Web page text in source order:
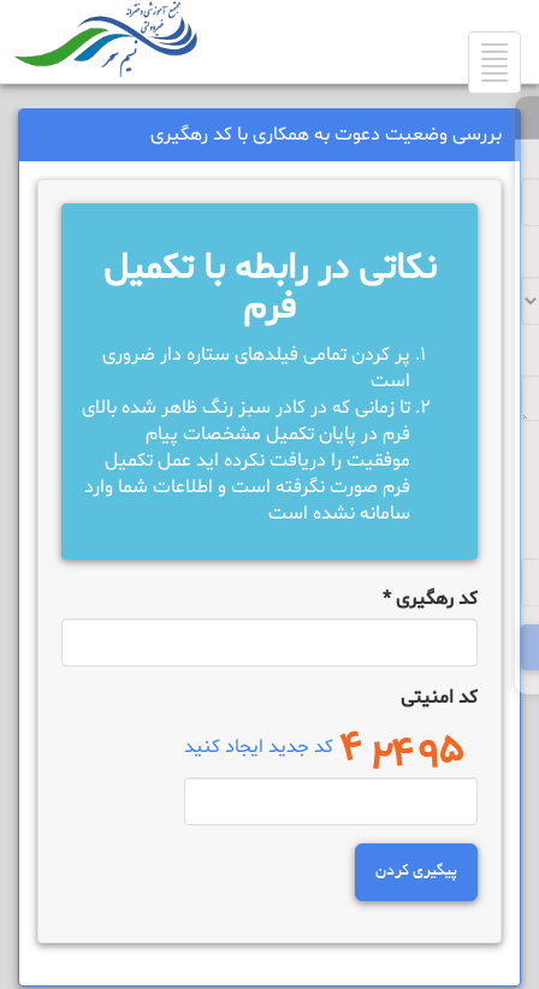
Toggle
navigation
بررسی وضعیت دعوت به همکاری با کد رهگیری
نکاتی در رابطه با تکمیل
فرم
پر کردن تمامی فیلدهای ستاره دار ضروری
است
تا زمانی که در کادر سبز رنگ ظاهر شده بالای
فرم در پایان تکمیل مشخصات پیام
موفقیت را دریافت نکرده اید عمل تکمیل
فرم صورت نگرفته است و اطلاعات شما وارد
سامانه نشده است
کد رهگیری*
کد امنیتی
کد جدید ایجاد کنید
پیگیری کردن